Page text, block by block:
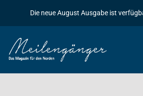
Die neue August Ausgabe ist